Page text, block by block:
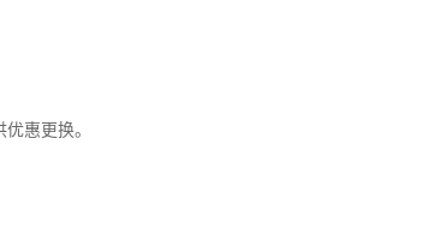
优惠更换。